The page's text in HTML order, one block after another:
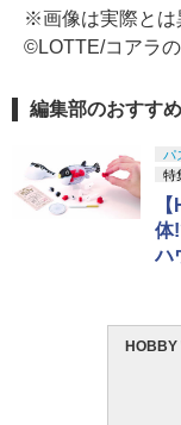
※画像は実際とは
©LOTTE/コアラ
編集部のおすす
パ
特
体
ハ
HOBBY